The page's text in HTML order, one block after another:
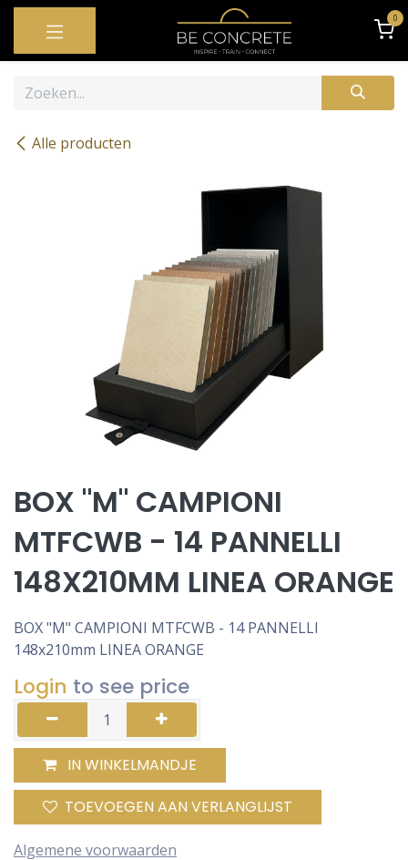
OVERSLAAN NAAR INHOUD 0
Alle producten
BOX "M" CAMPIONI
MTFCWB - 14 PANNELLI
148X210MM LINEA ORANGE
BOX "M" CAMPIONI MTFCWB - 14 PANNELLI
148x210mm LINEA ORANGE
Login to see price
IN WINKELMANDJE
TOEVOEGEN AAN VERLANGLIJST
Algemene voorwaarden